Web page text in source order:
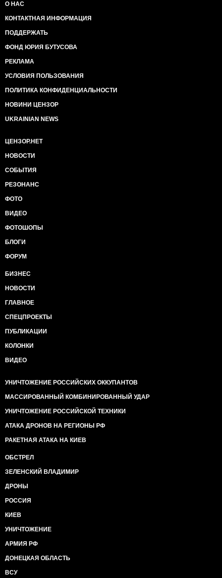
О НАС
КОНТАКТНАЯ ИНФОРМАЦИЯ
ПОДДЕРЖАТЬ
ФОНД ЮРИЯ БУТУСОВА
РЕКЛАМА
УСЛОВИЯ ПОЛЬЗОВАНИЯ
ПОЛИТИКА КОНФИДЕНЦИАЛЬНОСТИ
НОВИНИ ЦЕНЗОР
UKRAINIAN NEWS
ЦЕНЗОР.НЕТ
НОВОСТИ
СОБЫТИЯ
РЕЗОНАНС
ФОТО
ВИДЕО
ФОТОШОПЫ
БЛОГИ
ФОРУМ
БИЗНЕС
НОВОСТИ
ГЛАВНОЕ
СПЕЦПРОЕКТЫ
ПУБЛИКАЦИИ
КОЛОНКИ
ВИДЕО
УНИЧТОЖЕНИЕ РОССИЙСКИХ ОККУПАНТОВ
МАССИРОВАННЫЙ КОМБИНИРОВАННЫЙ УДАР
УНИЧТОЖЕНИЕ РОССИЙСКОЙ ТЕХНИКИ
АТАКА ДРОНОВ НА РЕГИОНЫ РФ
РАКЕТНАЯ АТАКА НА КИЕВ
ОБСТРЕЛ
ЗЕЛЕНСКИЙ ВЛАДИМИР
ДРОНЫ
РОССИЯ
КИЕВ
УНИЧТОЖЕНИЕ
АРМИЯ РФ
ДОНЕЦКАЯ ОБЛАСТЬ
ВСУ